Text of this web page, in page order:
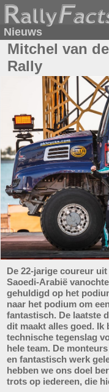
Nieuws
Mitchel van
Rally
De 22-jarige coureur
Saoedi-Arabië
gehuldigd op het
naar het podium om
fantastisch. De laatste
dit maakt alles goed. Ik
technische tegenslag
hele team. De
en fantastisch werk
hebben we ons doel
trots op iedereen, die